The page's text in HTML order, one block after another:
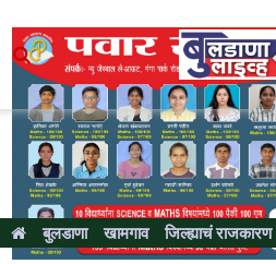
बुलडाणा खामगाव जिल्ह्याचं राजकारण